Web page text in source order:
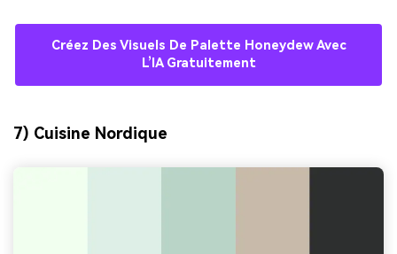
Créez Des Visuels De Palette Honeydew Avec
L’IA Gratuitement
7) Cuisine Nordique